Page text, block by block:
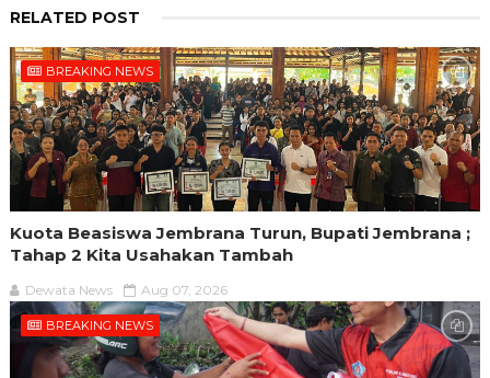
RELATED POST
BREAKING NEWS
Kuota Beasiswa Jembrana Turun, Bupati Jembrana ;
Tahap 2 Kita Usahakan Tambah
Dewata News Aug 07, 2026
BREAKING NEWS